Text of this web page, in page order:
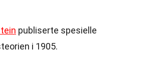
publiserte spesielle
i 1905.